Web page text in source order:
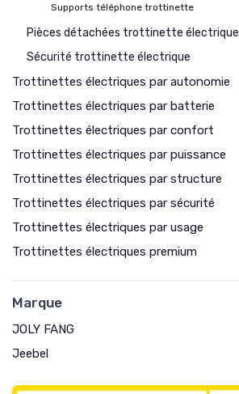
Supports téléphone trottinette
Pièces détachées trottinette électrique
Sécurité trottinette électrique
Trottinettes électriques par autonomie
Trottinettes électriques par batterie
Trottinettes électriques par confort
Trottinettes électriques par puissance
Trottinettes électriques par structure
Trottinettes électriques par sécurité
Trottinettes électriques par usage
Trottinettes électriques premium
Marque
JOLY FANG
Jeebel